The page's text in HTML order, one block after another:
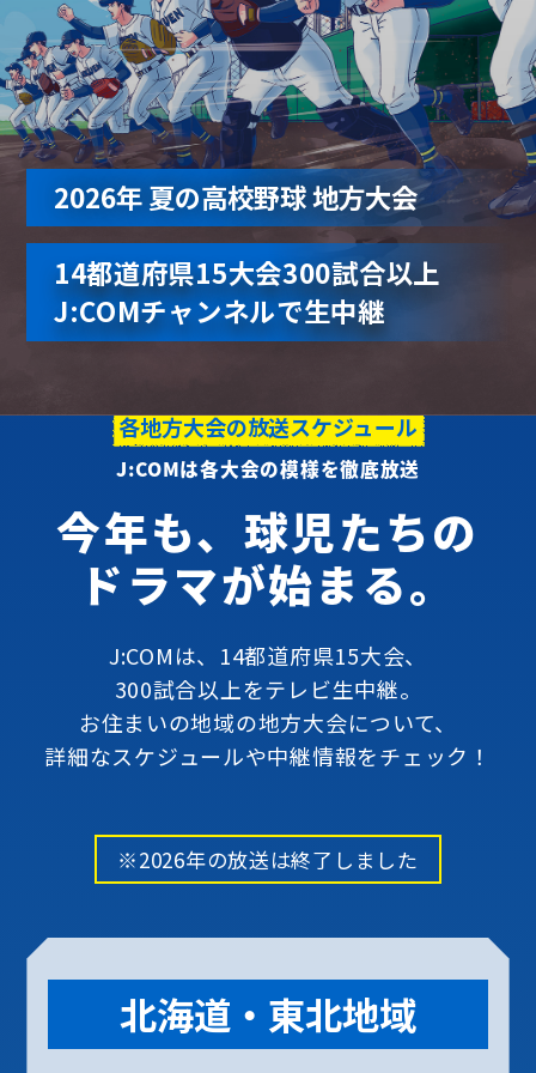
2026年 夏の高校野球 地方大会
14都道府県15大会300試合以上
J:COMチャンネルで生中継
各地方大会の放送スケジュール
J:COMは各大会の模様を徹底放送
今年も、球児たちの
ドラマが始まる。
J:COMは、14都道府県15大会、
300試合以上をテレビ生中継。
お住まいの地域の地方大会について、
詳細なスケジュールや中継情報をチェック！
※2026年の放送は終了しました
北海道・東北地域